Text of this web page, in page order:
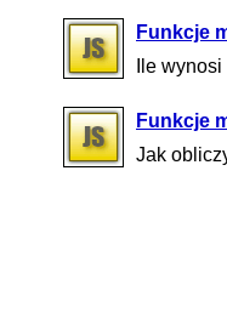
Funkcje
Ile
Funkcje
Jak